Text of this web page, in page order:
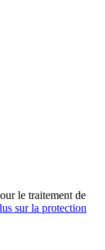
le traitement de
sur la protection